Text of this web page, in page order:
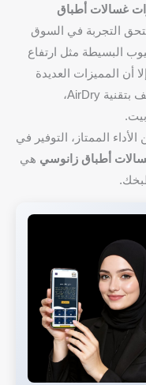
غسالات أطباق
التجربة في السوق
البسيطة مثل ارتفاع
أن المميزات العديدة
مثل الكفاءة العالية في التنظيف، التجفيف بتقنية AirDry،
الممتاز، التوفير في
أطباق زانوسي هي